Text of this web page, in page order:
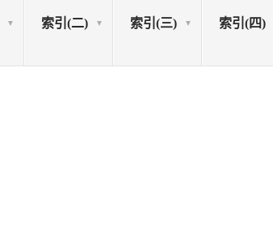
索引(二) 索引(三) 索引(四)